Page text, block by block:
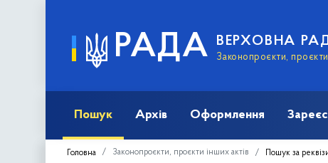
РАДА ВЕРХОВНА
Законопроєкти, проєкти
Пошук Архів Оформлення
Головна Законопроєкти, проєкти інших актів Пошук за